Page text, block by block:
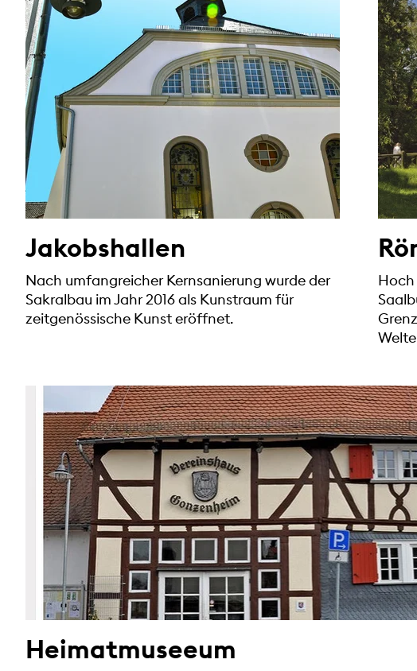
Jakobshallen
Nach umfangreicher Kernsanierung wurde der
Sakralbau im Jahr 2016 als Kunstraum für
zeitgenössische Kunst eröffnet.
Hoch
Heimatmuseeum